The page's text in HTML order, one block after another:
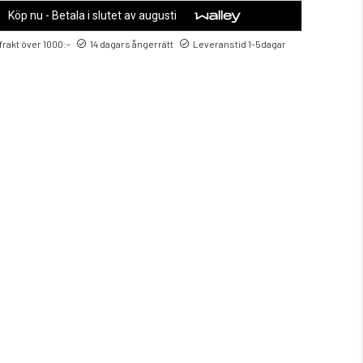
Köp nu - Betala i slutet av augusti
över 1000:- 14 dagars ångerrätt Leveranstid 1-5dagar